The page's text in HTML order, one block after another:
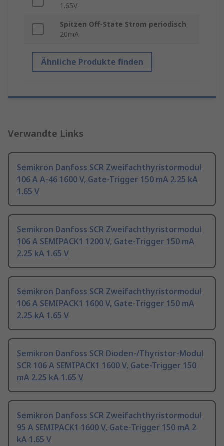
1.65V
Spitzen Off-State Strom periodisch
20mA
Ähnliche Produkte finden
Verwandte Links
Semikron Danfoss SCR Zweifachthyristormodul
106 A A-46 1600 V, Gate-Trigger 150 mA 2.25 kA
1.65 V
Semikron Danfoss SCR Zweifachthyristormodul
106 A SEMIPACK1 1200 V, Gate-Trigger 150 mA
2.25 kA 1.65 V
Semikron Danfoss SCR Zweifachthyristormodul
106 A SEMIPACK1 1600 V, Gate-Trigger 150 mA
2.25 kA 1.65 V
Semikron Danfoss SCR Dioden-/Thyristor-Modul
SCR 106 A SEMIPACK1 1600 V, Gate-Trigger 150
mA 2.25 kA 1.65 V
Semikron Danfoss SCR Zweifachthyristormodul
95 A SEMIPACK1 1600 V, Gate-Trigger 150 mA 2
kA 1.65 V